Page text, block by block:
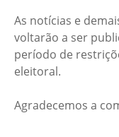
As notícias e
voltarão a ser
período de
eleitoral.
Agradecemos a